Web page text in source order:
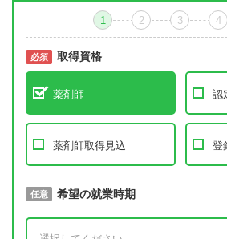
1 2 3 4
必須 取得資格
薬剤師 認
薬剤師取得見込 登
必須 取得予定年
任意 希望の就業時期